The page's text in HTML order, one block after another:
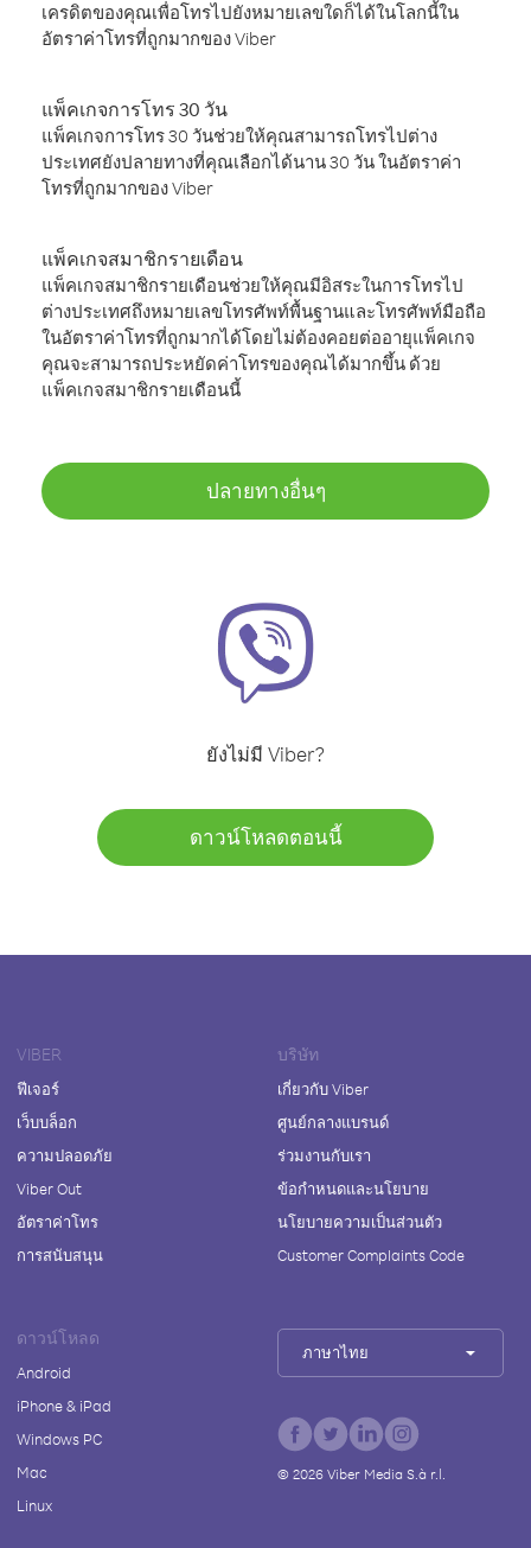
เครดิตของคุณเพื่อโทรไปยังหมายเลขใดก็ได้ในโลกนี้ใน
อัตราค่าโทรที่ถูกมากของ Viber
แพ็คเกจการโทร 30 วัน
แพ็คเกจการโทร 30 วันช่วยให้คุณสามารถโทรไปต่าง
ประเทศยังปลายทางที่คุณเลือกได้นาน 30 วัน ในอัตราค่า
โทรที่ถูกมากของ Viber
แพ็คเกจสมาชิกรายเดือน
แพ็คเกจสมาชิกรายเดือนช่วยให้คุณมีอิสระในการโทรไป
ต่างประเทศถึงหมายเลขโทรศัพท์พื้นฐานและโทรศัพท์มือถือ
ในอัตราค่าโทรที่ถูกมากได้โดยไม่ต้องคอยต่ออายุแพ็คเกจ
คุณจะสามารถประหยัดค่าโทรของคุณได้มากขึ้น ด้วย
แพ็คเกจสมาชิกรายเดือนนี้
ปลายทางอื่นๆ
ยังไม่มี Viber?
ดาวน์โหลดตอนนี้
VIBER
ฟีเจอร์
เว็บบล็อก
ความปลอดภัย
Viber Out
อัตราค่าโทร
การสนับสนุน
บริษัท
เกี่ยวกับ Viber
ศูนย์กลางแบรนด์
ร่วมงานกับเรา
ข้อกำหนดและนโยบาย
นโยบายความเป็นส่วนตัว
Customer Complaints Code
ดาวน์โหลด
Android
iPhone & iPad
Windows PC
Mac
Linux
ภาษาไทย
© 2026Viber Media S.à r.l.